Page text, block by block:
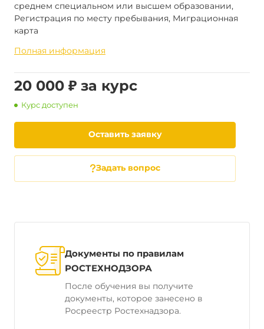
среднем специальном или высшем образовании,
Регистрация по месту пребывания, Миграционная
карта
Полная информация
20 000 ₽ за курс
Курс доступен
Оставить заявку
Задать вопрос
Документы по правилам
РОСТЕХНОДЗОРА
После обучения вы получите
документы, которое занесено в
Росреестр Ростехнадзора.